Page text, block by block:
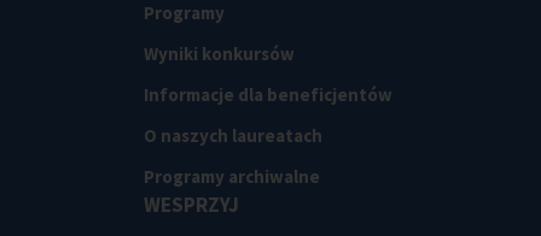
Programy
Wyniki konkursów
Informacje dla beneficjentów
O naszych laureatach
Programy archiwalne
WESPRZYJ